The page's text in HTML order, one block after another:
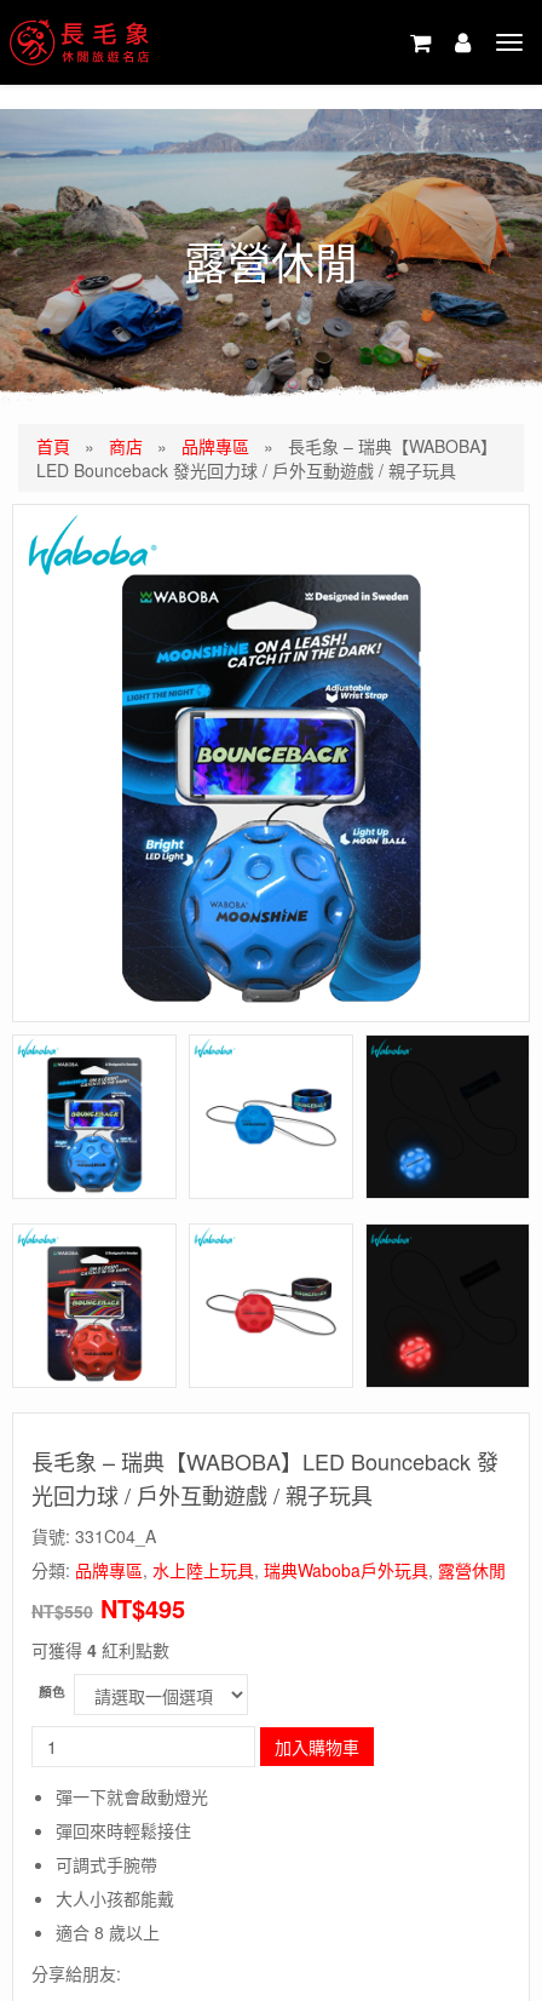
露營休閒
首頁 » 商店 » 品牌專區 » 長毛象 – 瑞典【WABOBA】
LED Bounceback 發光回力球 / 戶外互動遊戲 / 親子玩具
長毛象 – 瑞典【WABOBA】LED Bounceback 發
光回力球 / 戶外互動遊戲 / 親子玩具
貨號: 331C04_A
分類: 品牌專區, 水上陸上玩具, 瑞典Waboba戶外玩具, 露營休閒
NT$550 NT$495
可獲得 4 紅利點數
顏色
毛
-
瑞
典
【WABOBA】
LED
Bounceback
光
加入購物車
彈一下就會啟動燈光
彈回來時輕鬆接住
可調式手腕帶
大人小孩都能戴
適合 8 歲以上
分享給朋友: